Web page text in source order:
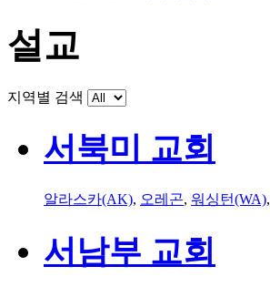
설교
지역별 검색
서북미 교회
알라스카(AK), 오레곤, 워싱턴(WA),
서남부 교회